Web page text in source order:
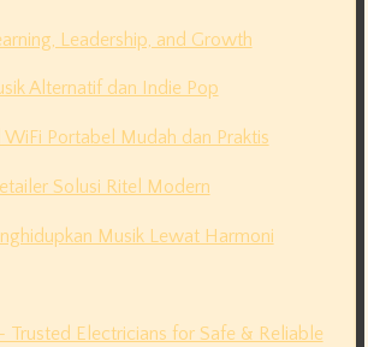
Leadership, and Growth
Alternatif dan Indie Pop
WiFi Portabel Mudah dan Praktis
Solusi Ritel Modern
Musik Lewat Harmoni
Trusted Electricians for Safe & Reliable